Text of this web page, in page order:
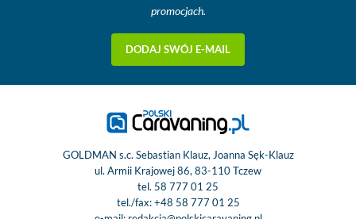
promocjach.
DODAJ SWÓJ E-MAIL
GOLDMAN s.c. Sebastian Klauz, Joanna Sęk-Klauz
ul. Armii Krajowej 86, 83-110 Tczew
tel. 58 777 01 25
tel./fax:+48 58 777 01 25